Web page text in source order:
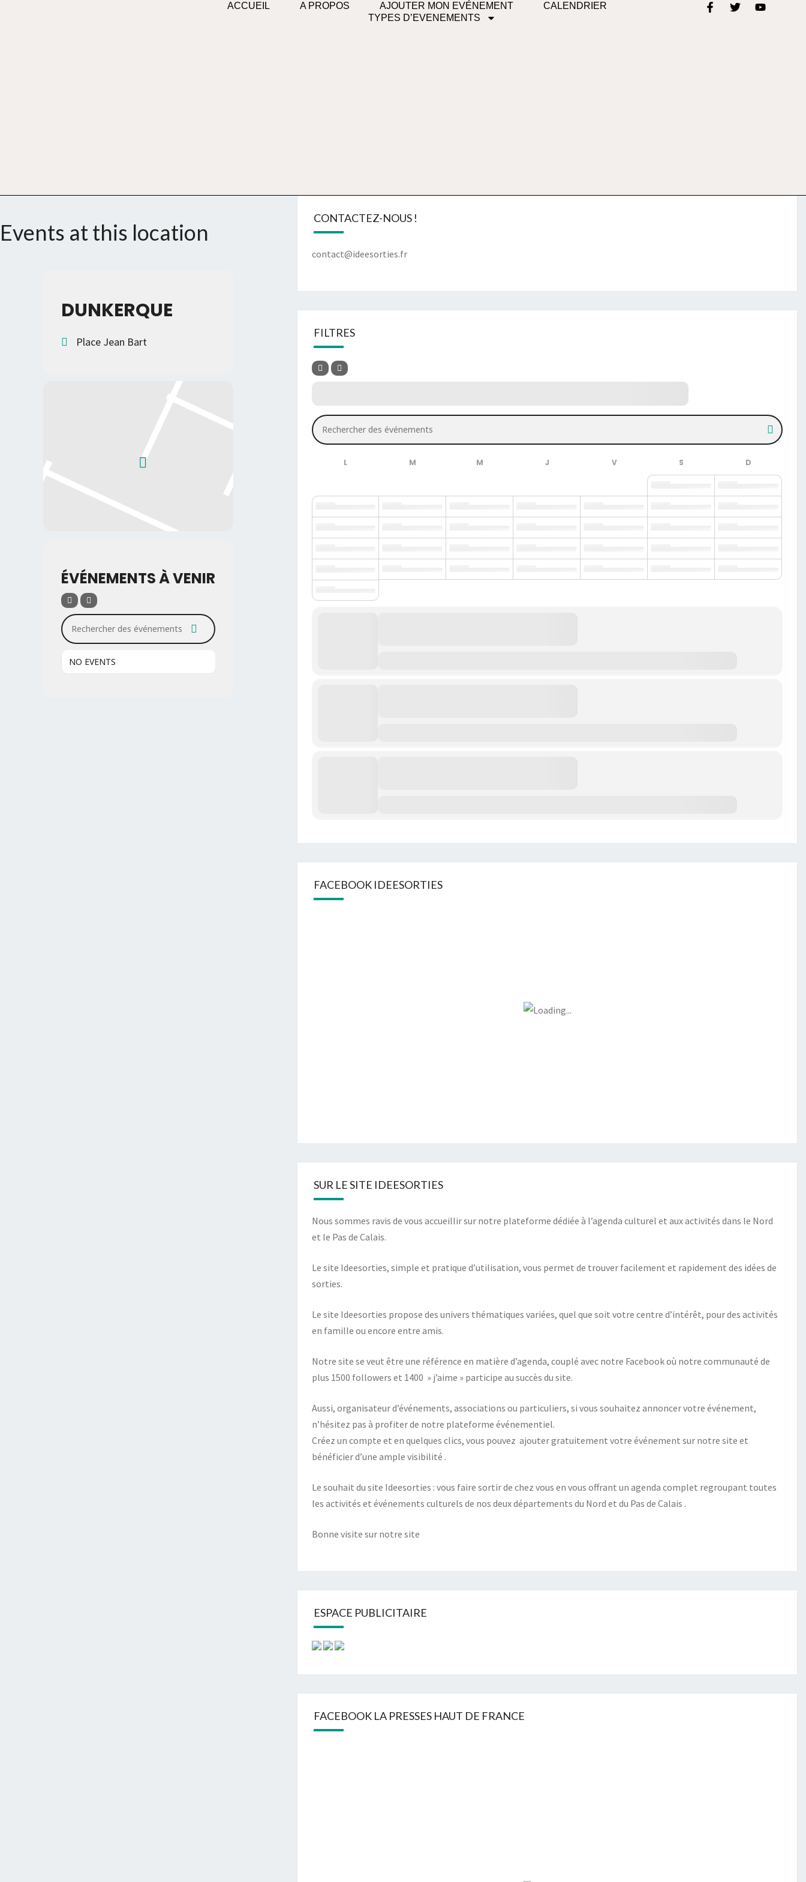
ACCUEIL A PROPOS AJOUTER MON EVÉNEMENT
CALENDRIER
TYPES D’EVENEMENTS
Events at this location
DUNKERQUE
Place Jean Bart
ÉVÉNEMENTS À VENIR
Rechercher des événements
NO EVENTS
CONTACTEZ-NOUS !
contact@ideesorties.fr
FILTRES
Rechercher des événements
FACEBOOK IDEESORTIES
SUR LE SITE IDEESORTIES
Nous sommes ravis de vous accueillir sur notre plateforme dédiée à l’agenda culturel et aux activités dans le Nord
et le Pas de Calais.
Le site Ideesorties, simple et pratique d’utilisation, vous permet de trouver facilement et rapidement des idées de
sorties.
Le site Ideesorties propose des univers thématiques variées, quel que soit votre centre d’intérêt, pour des activités
en famille ou encore entre amis.
Notre site se veut être une référence en matière d’agenda, couplé avec notre Facebook où notre communauté de
plus 1500 followers et 1400 » j’aime » participe au succès du site.
Aussi, organisateur d’événements, associations ou particuliers, si vous souhaitez annoncer votre événement,
n’hésitez pas à profiter de notre plateforme événementiel.
Créez un compte et en quelques clics, vous pouvez ajouter gratuitement votre événement sur notre site et
bénéficier d’une ample visibilité .
Le souhait du site Ideesorties : vous faire sortir de chez vous en vous offrant un agenda complet regroupant toutes
les activités et événements culturels de nos deux départements du Nord et du Pas de Calais .
Bonne visite sur notre site
ESPACE PUBLICITAIRE
FACEBOOK LA PRESSES HAUT DE FRANCE